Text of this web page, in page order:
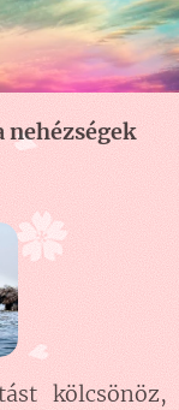
nehézségek
kölcsönöz,